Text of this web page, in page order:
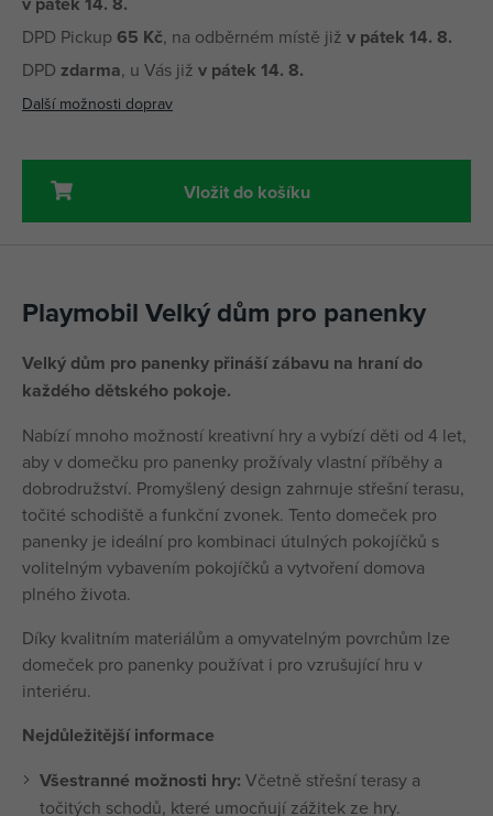
DPD Pickup 65 Kč, na odběrném místě již v pátek 14. 8.
DPD zdarma, u Vás již v pátek 14. 8.
Další možnosti doprav
Vložit do košíku
Playmobil Velký dům pro panenky
Velký dům pro panenky přináší zábavu na hraní do
každého dětského pokoje.
Nabízí mnoho možností kreativní hry a vybízí děti od 4 let,
aby v domečku pro panenky prožívaly vlastní příběhy a
dobrodružství. Promyšlený design zahrnuje střešní terasu,
točité schodiště a funkční zvonek. Tento domeček pro
panenky je ideální pro kombinaci útulných pokojíčků s
volitelným vybavením pokojíčků a vytvoření domova
plného života.
Díky kvalitním materiálům a omyvatelným povrchům lze
domeček pro panenky používat i pro vzrušující hru v
interiéru.
Nejdůležitější informace
Všestranné možnosti hry: Včetně střešní terasy a
točitých schodů, které umocňují zážitek ze hry.